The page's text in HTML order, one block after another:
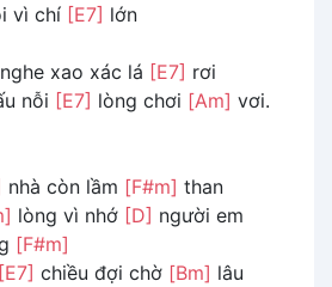
vì chí [E7] lớn
xao xác lá [E7] rơi
nỗi [E7] lòng chơi [Am] vơi.
nhà còn lầm [F#m] than
lòng vì nhớ [D] người em
[F#m]
[E7] chiều đợi chờ [Bm] lâu